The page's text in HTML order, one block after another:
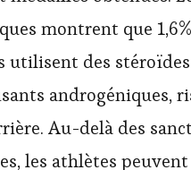
montrent que
utilisent des stéroïdes
androgéniques,
Au-delà des
les athlètes